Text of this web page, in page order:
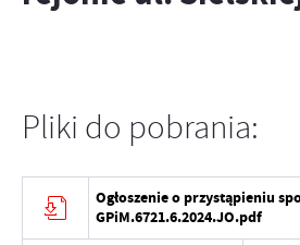
Pliki do pobrania:
Ogłoszenie o przystąpieniu
GPiM.6721.6.2024.JO.pdf